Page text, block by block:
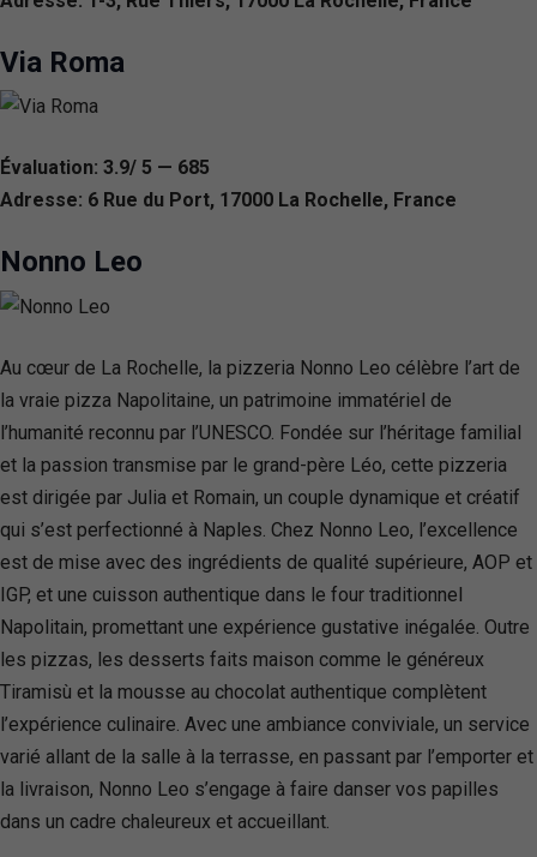
Via Roma
Évaluation: 3.9/ 5 — 685
Adresse: 6 Rue du Port, 17000 La Rochelle, France
Nonno Leo
Au cœur de La Rochelle, la pizzeria Nonno Leo célèbre l’art de
la vraie pizza Napolitaine, un patrimoine immatériel de
l’humanité reconnu par l’UNESCO. Fondée sur l’héritage familial
et la passion transmise par le grand-père Léo, cette pizzeria
est dirigée par Julia et Romain, un couple dynamique et créatif
qui s’est perfectionné à Naples. Chez Nonno Leo, l’excellence
est de mise avec des ingrédients de qualité supérieure, AOP et
IGP, et une cuisson authentique dans le four traditionnel
Napolitain, promettant une expérience gustative inégalée. Outre
les pizzas, les desserts faits maison comme le généreux
Tiramisù et la mousse au chocolat authentique complètent
l’expérience culinaire. Avec une ambiance conviviale, un service
varié allant de la salle à la terrasse, en passant par l’emporter et
la livraison, Nonno Leo s’engage à faire danser vos papilles
dans un cadre chaleureux et accueillant.